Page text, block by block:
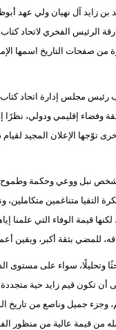
آل نهيان ولي عهد
الفخري لاتحاد كتاب
صفحات التاريخ اسمها
رئيس مجلس إدارة اتحاد
إقليمي ودولي، نظرًا إلى
نبل ووعي وحكمة وطموح،
متناغمين متكاملين،
قيمة الوفاء التي علمنا
للمضي بثقة أكبر، ويقين
وتحليلًا، سواء على مستوى
أن تكون قيم زايد حية
وجزء جميل وناصع من تاريخ
من قيمة عالية من منظور